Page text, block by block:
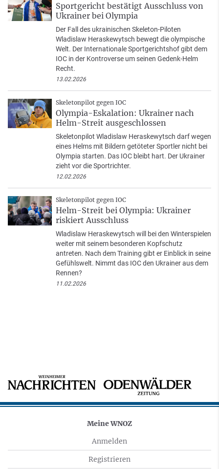
Sportgericht bestätigt Ausschluss von
Ukrainer bei Olympia
Der Fall des ukrainischen Skeleton-Piloten
Wladislaw Heraskewytsch bewegt die olympische
Welt. Der Internationale Sportgerichtshof gibt dem
IOC in der Kontroverse um seinen Gedenk-Helm
Recht.
13.02.2026
Skeletonpilot gegen IOC
Olympia-Eskalation: Ukrainer nach
Helm-Streit ausgeschlossen
Skeletonpilot Wladislaw Heraskewytsch darf wegen
eines Helms mit Bildern getöteter Sportler nicht bei
Olympia starten. Das IOC bleibt hart. Der Ukrainer
zieht vor die Sportrichter.
12.02.2026
Skeletonpilot gegen IOC
Helm-Streit bei Olympia: Ukrainer
riskiert Ausschluss
Wladislaw Heraskewytsch will bei den Winterspielen
weiter mit seinem besonderen Kopfschutz
antreten. Nach dem Training gibt er Einblick in seine
Gefühlswelt. Nimmt das IOC den Ukrainer aus dem
Rennen?
11.02.2026
Meine WNOZ
Anmelden
Registrieren